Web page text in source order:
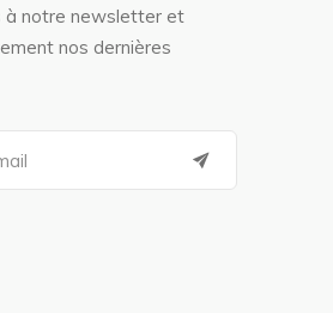
à notre newsletter et
nos dernières